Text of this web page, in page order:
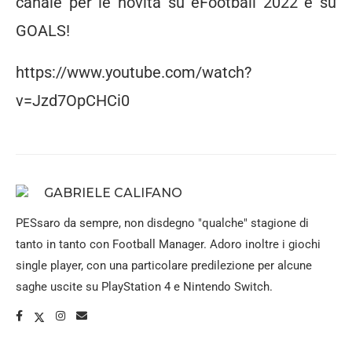
GOALS!
https://www.youtube.com/watch?
v=Jzd7OpCHCi0
GABRIELE CALIFANO
PESsaro da sempre, non disdegno "qualche" stagione di
tanto in tanto con Football Manager. Adoro inoltre i giochi
single player, con una particolare predilezione per alcune
saghe uscite su PlayStation 4 e Nintendo Switch.